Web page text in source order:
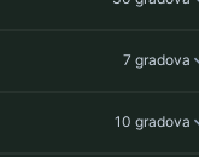
7 gradova
10 gradova